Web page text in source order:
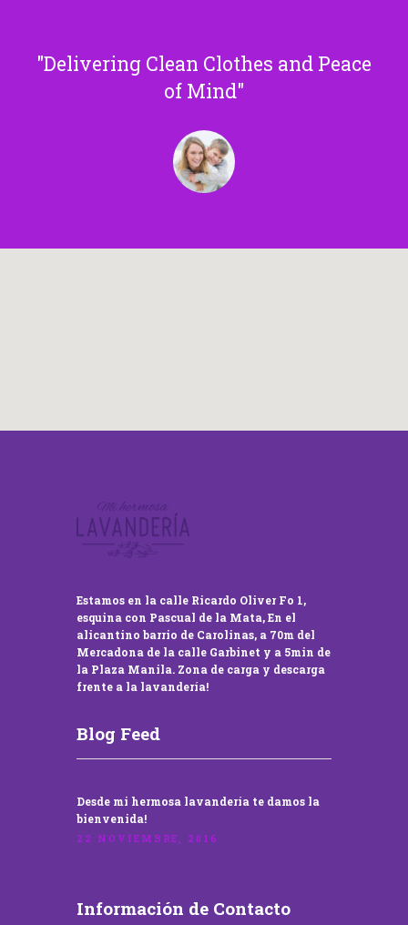
Delivering Clean Clothes and Peace
of Mind
Estamos en la calle Ricardo Oliver Fo 1,
esquina con Pascual de la Mata, En el
alicantino barrio de Carolinas, a 70m del
Mercadona de la calle Garbinet y a 5min de
la Plaza Manila. Zona de carga y descarga
frente a la lavandería!
Blog Feed
Desde mi hermosa lavandería te damos la
bienvenida!
22 NOVIEMBRE, 2016
Información de Contacto